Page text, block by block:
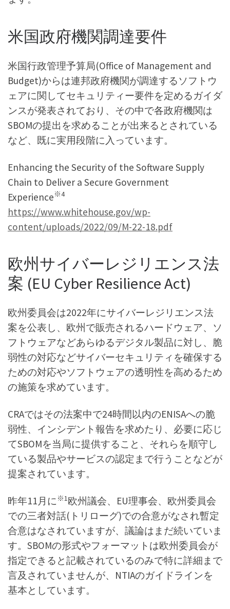
米国政府機関調達要件
米国行政管理予算局(Office of Management and
Budget)からは連邦政府機関が調達するソフトウ
ェアに関してセキュリティー要件を定めるガイダ
ンスが発表されており、その中で各政府機関は
SBOMの提出を求めることが出来るとされている
など、既に実用段階に入っています。
Enhancing the Security of the Software Supply
Chain to Deliver a Secure Government
Experience※4
https://www.whitehouse.gov/wp-
content/uploads/2022/09/M-22-18.pdf
欧州サイバーレジリエンス法
案 (EU Cyber Resilience Act)
欧州委員会は2022年にサイバーレジリエンス法
案を公表し、欧州で販売されるハードウェア、ソ
フトウェアなどあらゆるデジタル製品に対し、脆
弱性の対応などサイバーセキュリティを確保する
ための対応やソフトウェアの透明性を高めるため
の施策を求めています。
CRAではその法案中で24時間以内のENISAへの脆
弱性、インシデント報告を求めたり、必要に応じ
てSBOMを当局に提供すること、それらを順守し
ている製品やサービスの認定まで行うことなどが
提案されています。
昨年11月に※1欧州議会、EU理事会、欧州委員会
での三者対話(トリローグ)での合意がなされ暫定
合意はなされていますが、議論はまだ続いていま
す。SBOMの形式やフォーマットは欧州委員会が
指定できると記載されているのみで特に詳細まで
言及されていませんが、NTIAのガイドラインを
基本としています。